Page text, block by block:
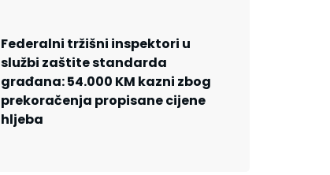
Federalni tržišni inspektori u
službi zaštite standarda
građana: 54.000 KM kazni zbog
prekoračenja propisane cijene
hljeba